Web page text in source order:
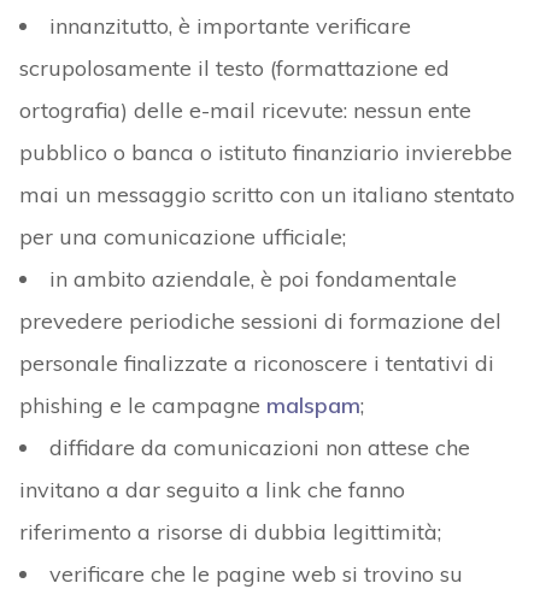
innanzitutto, è importante verificare
scrupolosamente il testo (formattazione ed
ortografia) delle e-mail ricevute: nessun ente
pubblico o banca o istituto finanziario invierebbe
mai un messaggio scritto con un italiano stentato
per una comunicazione ufficiale;
in ambito aziendale, è poi fondamentale
prevedere periodiche sessioni di formazione del
personale finalizzate a riconoscere i tentativi di
phishing e le campagne malspam;
diffidare da comunicazioni non attese che
invitano a dar seguito a link che fanno
riferimento a risorse di dubbia legittimità;
verificare che le pagine web si trovino su